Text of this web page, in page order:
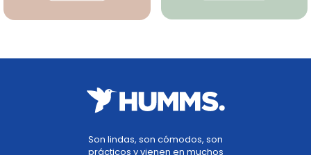
Son lindas, son cómodos, son
prácticos y vienen en muchos